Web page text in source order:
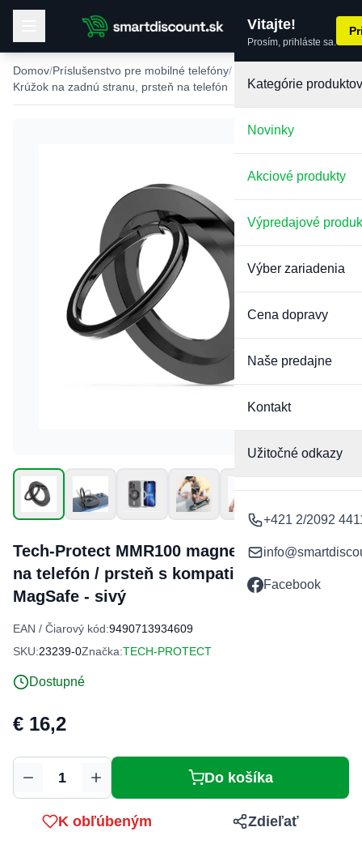
Vitajte!
Prosím, prihláste sa.
Kategórie produktov
Novinky
Akciové produkty
Výpredajové
Výber zariadenia
Cena dopravy
Naše predajne
Kontakt
Užitočné odkazy
+421 2/2092
Facebook
Domov Príslušenstvo pre mobilné telefóny
Krúžok na zadnú stranu, prsteň na telefón
Tech-Protect MMR100 magnetický držiak
na telefón / prsteň s kompatibilitou
MagSafe - sivý
EAN / Čiarový kód:9490713934609
SKU:23239-0Značka:TECH-PROTECT
Dostupné
€ 16,2
Množstvo Do košíka
K obľúbeným Zdieľať